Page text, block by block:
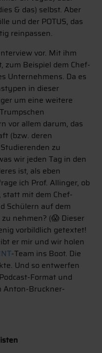
& das) selbst. Aber
und der POTUS, das
reinpassen.
vor. Mit ihm
zum Beispiel dem Chef-
Unternehmens. Da es
in dieser
um eine weitere
vor allem darum, das
(bzw. deren
zu
wir jeden Tag in den
ist, als eben
ich Prof. Allinger, ob
mit dem Chef-
Schülern auf dem
nehmen? (😱 Dieser
vorbildlich getextet!
er mir und wir holen
-Team ins Boot. Die
Und so entwerfen
Format und
Anton-Bruckner-